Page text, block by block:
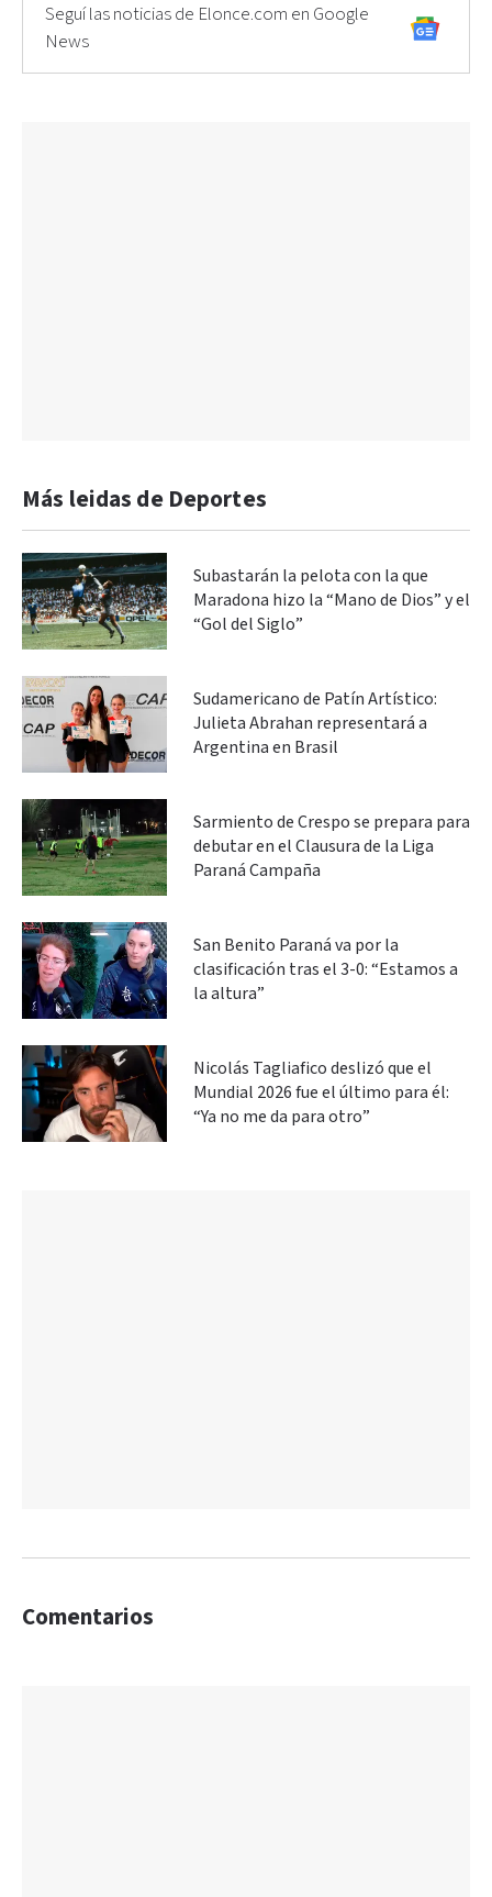
Seguí las noticias de Elonce.com en Google
News
Más leidas de Deportes
Subastarán la pelota con la que
Maradona hizo la “Mano de Dios” y el
“Gol del Siglo”
Sudamericano de Patín Artístico:
Julieta Abrahan representará a
Argentina en Brasil
Sarmiento de Crespo se prepara para
debutar en el Clausura de la Liga
Paraná Campaña
San Benito Paraná va por la
clasificación tras el 3-0: “Estamos a
la altura”
Nicolás Tagliafico deslizó que el
Mundial 2026 fue el último para él:
“Ya no me da para otro”
Comentarios